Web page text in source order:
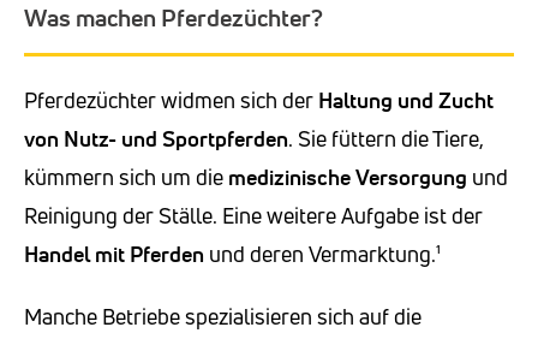
Was machen Pferdezüchter?
Pferdezüchter widmen sich der Haltung und Zucht
von Nutz- und Sportpferden. Sie füttern die Tiere,
kümmern sich um die medizinische Versorgung und
Reinigung der Ställe. Eine weitere Aufgabe ist der
Handel mit Pferden und deren Vermarktung.¹
Manche Betriebe spezialisieren sich auf die